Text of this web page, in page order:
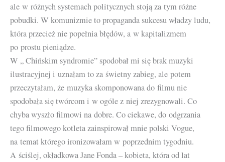
ale w różnych systemach politycznych stoją za tym różne
pobudki. W komunizmie to propaganda sukcesu władzy ludu,
która przecież nie popełnia błędów, a w kapitalizmem
po prostu pieniądze.
W „ Chińskim syndromie” spodobał mi się brak muzyki
ilustracyjnej i uznałam to za świetny zabieg, ale potem
przeczytałam, że muzyka skomponowana do filmu nie
spodobała się twórcom i w ogóle z niej zrezygnowali. Co
chyba wyszło filmowi na dobre. Co ciekawe, do odgrzania
tego filmowego kotleta zainspirował mnie polski Vogue,
na temat którego ironizowałam w poprzednim tygodniu.
A ściślej, okładkowa Jane Fonda – kobieta, która od lat